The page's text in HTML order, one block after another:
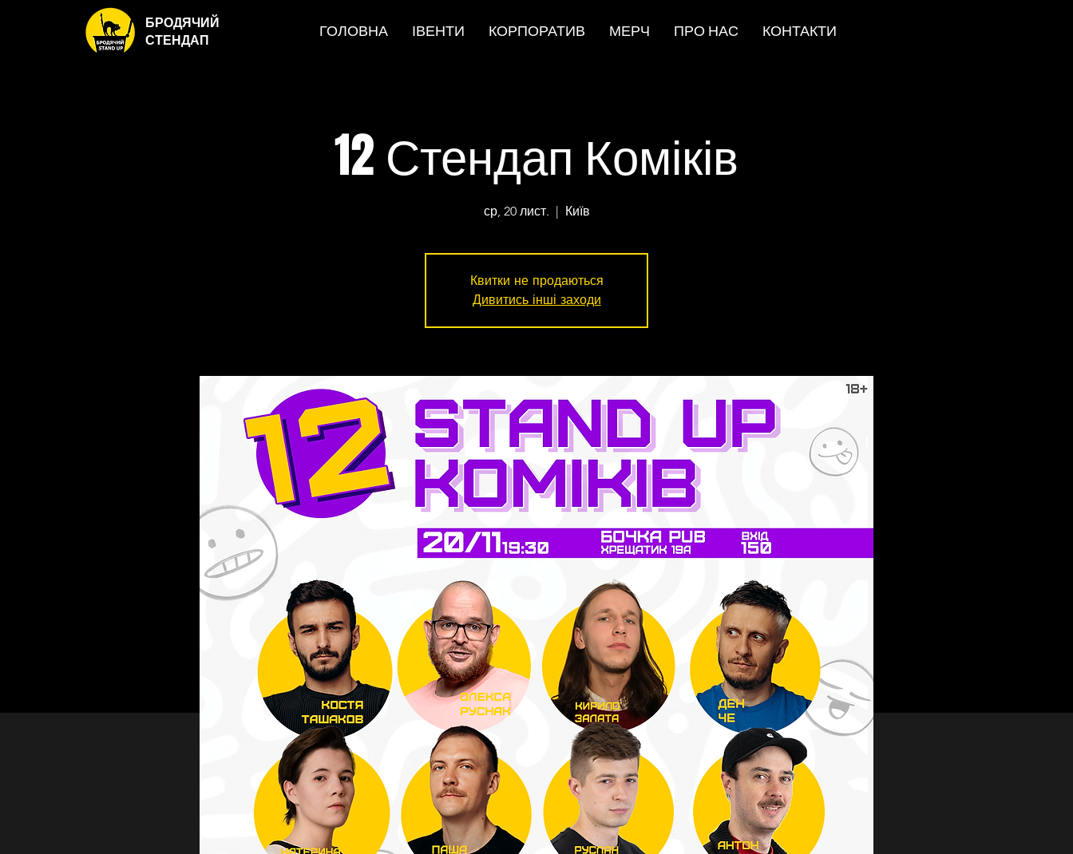
БРОДЯЧИЙ
СТЕНДАП
ГОЛОВНА ІВЕНТИ КОРПОРАТИВ МЕРЧ ПРО НАС КОНТАКТИ
12 Стендап Коміків
ср, 20 лист.
  |
Київ
Квитки не продаються
Дивитись інші заходи